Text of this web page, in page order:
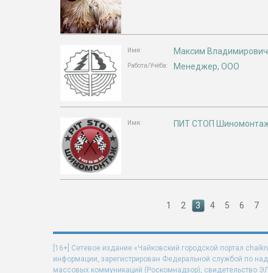
Имя: Максим
Работа/Учёба: Менеджер, ООО
Имя: ПИТ СТОП
1 2 3 4 5 6 7
[16+] Сетевое издание «Чайковский городской портал
информации, зарегистрирован Федеральной службой по
массовых коммуникаций (Роскомнадзор), свидетельство